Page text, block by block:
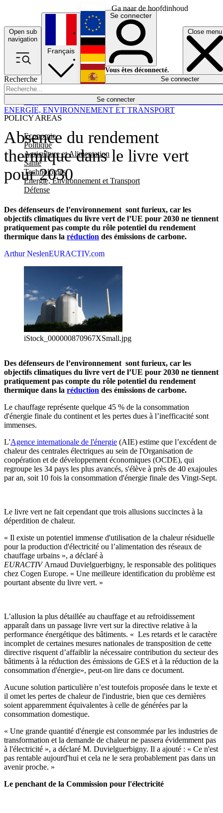
Ga naar de hoofdinhoud
Open sub
navigation
Close menu
Recherche
Se connecter
POLICY AREAS
Economie
Politique
Agriculture et Alimentation
Santé
Technologies
Energie, Environnement et Transport
Défense
Économie
Français
English
Deutsch
Español
Se connecter
Vous êtes déconnecté.
Se connecter
Absence du rendement
thermique dans le livre vert
pour 2030
Des défenseurs de l’environnement sont furieux, car les
objectifs climatiques du livre vert de l’UE pour 2030 ne tiennent
pratiquement pas compte du rôle potentiel du rendement
thermique dans la réduction des émissions de carbone.
ENERGIE, ENVIRONNEMENT ET TRANSPORT
Arthur NeslenEURACTIV.com
iStock_000000870967XSmall.jpg
Des défenseurs de l’environnement sont furieux, car les
objectifs climatiques du livre vert de l’UE pour 2030 ne tiennent
pratiquement pas compte du rôle potentiel du rendement
thermique dans la réduction des émissions de carbone.
Le chauffage représente quelque 45 % de la consommation
d'énergie finale du continent et les pertes dues à l’inefficacité sont
immenses.
L'Agence internationale de l'énergie (AIE) estime que l’excédent de
chaleur des centrales électriques au sein de l'Organisation de
coopération et de développement économiques (OCDE), qui
regroupe les 34 pays les plus avancés, s'élève à près de 40 exajoules
par an, soit 10 fois la consommation d'énergie finale des Vingt-Sept.
Le livre vert ne fait cependant que trois allusions succinctes à la
déperdition de chaleur.
« Il existe un potentiel immense d'utilisation de la chaleur résiduelle
pour la production d'électricité ou l’alimentation des réseaux de
chauffage urbains », a déclaré à
EURACTIVArnaud Duvielguerbigny, le responsable des politiques
chez Cogen Europe. « Une meilleure identification du problème est
pourtant absente du livre vert. »
L’allusion la plus détaillée au chauffage et au refroidissement
apparaît dans un passage livre vert sur la directive relative à la
performance énergétique des bâtiments. « Les retards et le caractère
incomplet de certaines mesures nationales de transposition de cette
directive risquent d’affaiblir la nécessaire contribution du secteur des
bâtiments à la réduction des émissions de GES et à la réduction de la
consommation d'énergie», peut-on lire dans ce document.
Aucune solution particulière n’est toutefois proposée dans le texte et
il omet les pertes de chaleur de l'industrie, bien que ces dernières
soient apparemment équivalentes à celle de générées par la
consommation domestique.
« Une grande quantité d'énergie est consommée par les industries de
transformation et la demande de chaleur ne passera évidemment pas
à l'électricité », a déclaré M. Duvielguerbigny. Il a ajouté : « Ce n'est
pas rentable aujourd'hui et cela ne le sera probablement pas dans un
avenir proche. »
Le penchant de la Commission pour l'électricité